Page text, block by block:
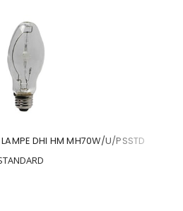
DHI HM MH70W/U/PSSTD